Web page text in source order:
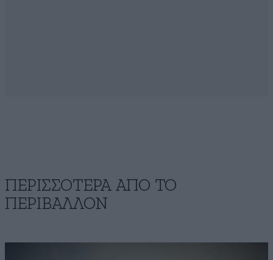
ΠΕΡΙΣΣΟΤΕΡΑ ΑΠΟ ΤΟ
ΠΕΡΙΒΑΛΛΟΝ